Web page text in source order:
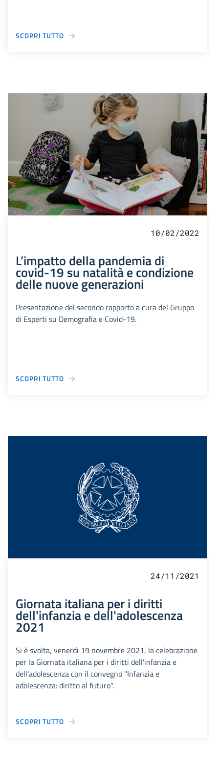
SCOPRI TUTTO
10/02/2022
L’impatto della pandemia di
covid-19 su natalità e condizione
delle nuove generazioni
Presentazione del secondo rapporto a cura del Gruppo
di Esperti su Demografia e Covid-19.
SCOPRI TUTTO
24/11/2021
Giornata italiana per i diritti
dell'infanzia e dell'adolescenza
2021
Si è svolta, venerdì 19 novembre 2021, la celebrazione
per la Giornata italiana per i diritti dell'infanzia e
dell'adolescenza con il convegno "Infanzia e
adolescenza: diritto al futuro".
SCOPRI TUTTO